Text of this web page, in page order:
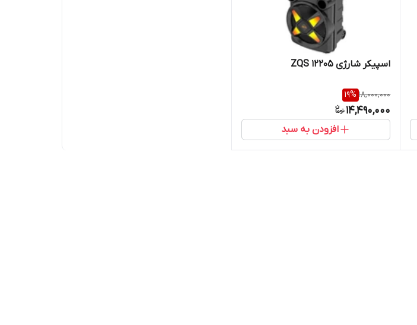
اسپیکر شارژی ZQS 12205
18,000,000
19%
14,490,000
افزودن به سبد